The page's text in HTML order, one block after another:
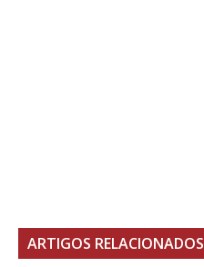
ARTIGOS RELACIONADOS